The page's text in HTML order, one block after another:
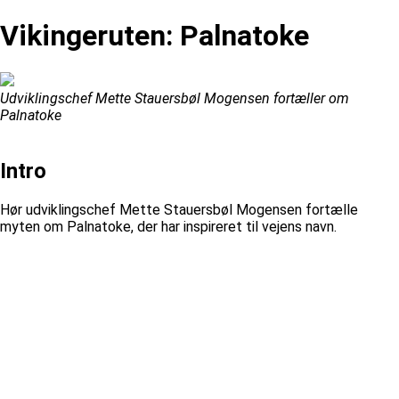
Vikingeruten: Palnatoke
Udviklingschef Mette Stauersbøl Mogensen fortæller om
Palnatoke
Intro
Hør udviklingschef Mette Stauersbøl Mogensen fortælle
myten om Palnatoke, der har inspireret til vejens navn.